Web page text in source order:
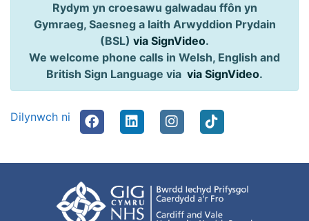
Rydym yn croesawu galwadau ffôn yn
Gymraeg, Saesneg a Iaith Arwyddion Prydain
(BSL) via SignVideo.
We welcome phone calls in Welsh, English and
British Sign Language via via SignVideo.
Dilynwch ni